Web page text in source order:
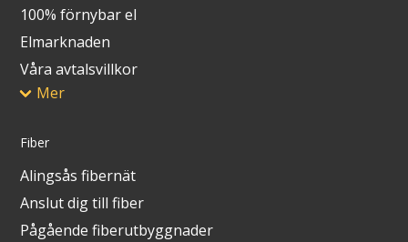
100% förnybar el
Elmarknaden
Våra avtalsvillkor
Mer
Fiber
Alingsås fibernät
Anslut dig till fiber
Pågående fiberutbyggnader